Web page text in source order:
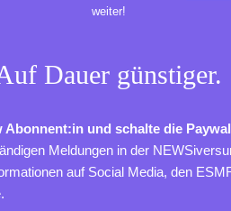
weiter!
Dauer günstiger.
Abonnent:in und schalte die
Meldungen in der
auf Social Media, den